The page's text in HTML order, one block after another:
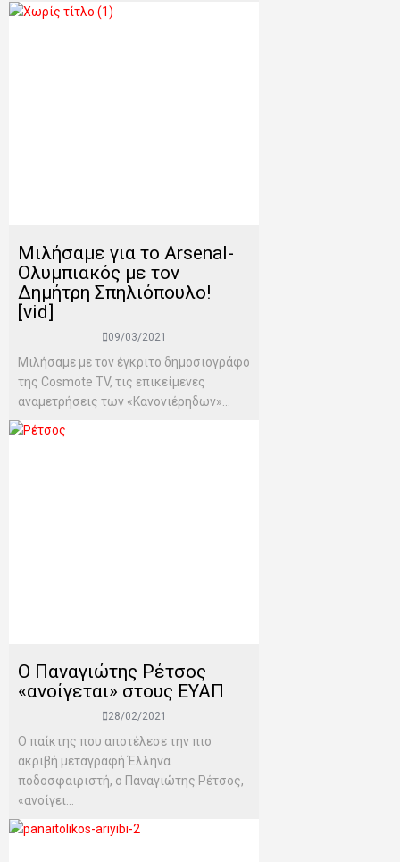
Μιλήσαμε για το Arsenal-
Oλυμπιακός με τον
Δημήτρη Σπηλιόπουλο!
[vid]
09/03/2021
Μιλήσαμε με τον έγκριτο δημοσιογράφο
της Cosmote TV, τις επικείμενες
αναμετρήσεις των «Κανονιέρηδων»...
Ο Παναγιώτης Ρέτσος
«ανοίγεται» στους ΕΥΑΠ
28/02/2021
Ο παίκτης που αποτέλεσε την πιο
ακριβή μεταγραφή Έλληνα
ποδοσφαιριστή, ο Παναγιώτης Ρέτσος,
«ανοίγει...